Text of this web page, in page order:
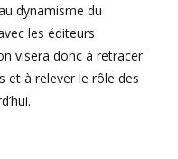
dynamisme du
les éditeurs
visera donc à retracer
et à relever le rôle des